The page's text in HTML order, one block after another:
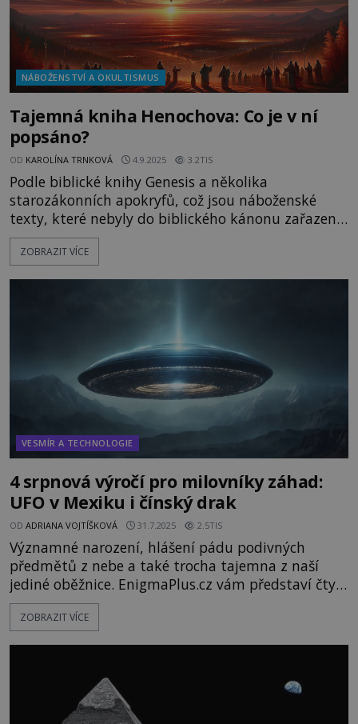
NÁBOŽENSTVÍ A OKULTISMUS
Tajemná kniha Henochova: Co je v ní
popsáno?
OD KAROLÍNA TRNKOVÁ 4.9.2025 3.2TIS
Podle biblické knihy Genesis a několika
starozákonních apokryfů, což jsou náboženské
texty, které nebyly do biblického kánonu zařazeny,
je Henoch, pradědeček Noeho, považován za
oblíbence samotného Boha. Jednou
ZOBRAZIT VÍCE
VESMÍR A TECHNOLOGIE
4 srpnová výročí pro milovníky záhad:
UFO v Mexiku i čínský drak
OD ADRIANA VOJTÍŠKOVÁ 31.7.2025 2.5TIS
Významné narození, hlášení pádu podivných
předmětů z nebe a také trocha tajemna z naší
jediné oběžnice. EnigmaPlus.cz vám představí čtyři
záhadná výročí! 1. srpen 1555: Narození magistra
Kelleyho Jeden z nejvýznamnějších alchymistů a
mistrovské kousky patřila proměna oby
ZOBRAZIT VÍCE